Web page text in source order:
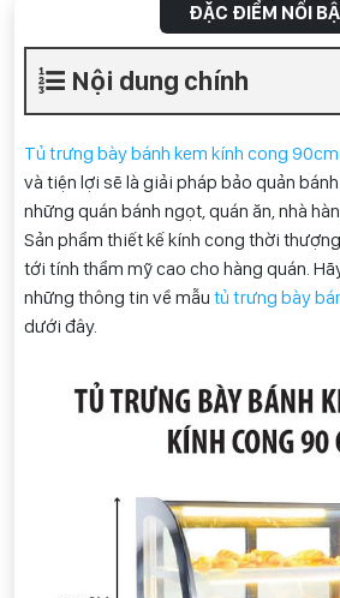
ĐẶC ĐIỂM NỔI
Nội dung chính
Tủ trưng bày bánh kem kính cong 90cm
và tiện lợi sẽ là giải pháp bảo quản
những quán bánh ngọt, quán ăn, nhà
Sản phẩm thiết kế kính cong thời
tới tính thẩm mỹ cao cho hàng quán.
những thông tin về mẫu tủ trưng bày
dưới đây.